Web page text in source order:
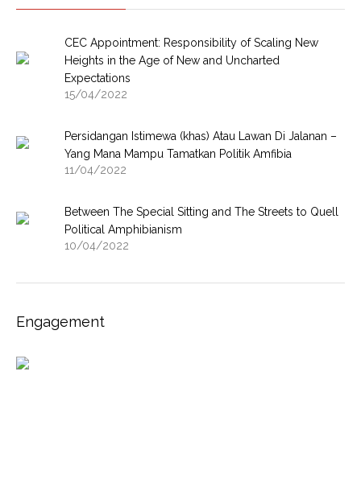
CEC Appointment: Responsibility of Scaling New
Heights in the Age of New and Uncharted
Expectations
15/04/2022
Persidangan Istimewa (khas) Atau Lawan Di Jalanan –
Yang Mana Mampu Tamatkan Politik Amfibia
11/04/2022
Between The Special Sitting and The Streets to Quell
Political Amphibianism
10/04/2022
Engagement